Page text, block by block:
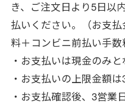
き、ご注文日より5日以
払いください。（お支
料＋コンビニ前払い手数
・お支払いは現金のみと
・お支払いの上限金額は
・お支払確認後、3営業